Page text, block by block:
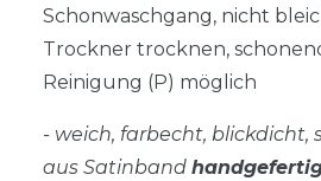
Schonwaschgang, nicht
Trockner trocknen,
Reinigung (P) möglich
- weich, farbecht, blickdicht,
aus Satinband